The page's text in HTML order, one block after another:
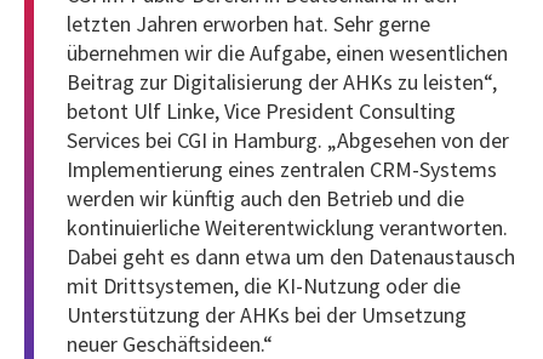
letzten Jahren erworben hat. Sehr gerne
übernehmen wir die Aufgabe, einen wesentlichen
Beitrag zur Digitalisierung der AHKs zu leisten“,
betont Ulf Linke, Vice President Consulting
Services bei CGI in Hamburg. „Abgesehen von der
Implementierung eines zentralen CRM-Systems
werden wir künftig auch den Betrieb und die
kontinuierliche Weiterentwicklung verantworten.
Dabei geht es dann etwa um den Datenaustausch
mit Drittsystemen, die KI-Nutzung oder die
Unterstützung der AHKs bei der Umsetzung
neuer Geschäftsideen.“